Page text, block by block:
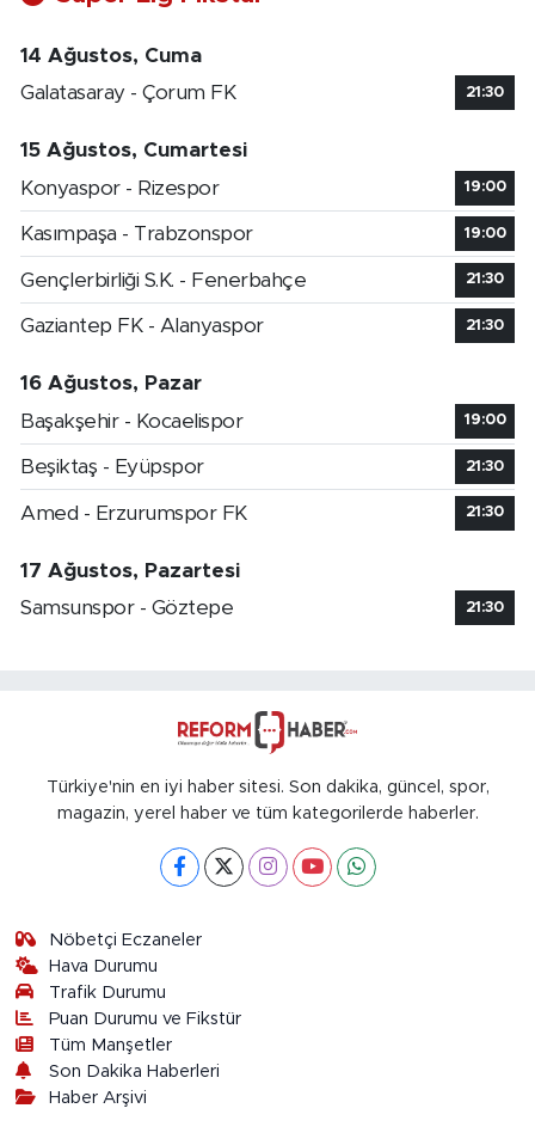
14 Ağustos, Cuma
Galatasaray - Çorum FK
21:30
15 Ağustos, Cumartesi
Konyaspor - Rizespor
19:00
Kasımpaşa - Trabzonspor 19:00
Gençlerbirliği S.K. - Fenerbahçe 21:30
Gaziantep FK - Alanyaspor 21:30
16 Ağustos, Pazar
Başakşehir - Kocaelispor
19:00
Beşiktaş - Eyüpspor 21:30
Amed - Erzurumspor FK 21:30
17 Ağustos, Pazartesi
Samsunspor - Göztepe
21:30
Türkiye'nin en iyi haber sitesi. Son dakika, güncel, spor,
magazin, yerel haber ve tüm kategorilerde haberler.
Nöbetçi Eczaneler
Hava Durumu
Trafik Durumu
Puan Durumu ve Fikstür
Tüm Manşetler
Son Dakika Haberleri
Haber Arşivi